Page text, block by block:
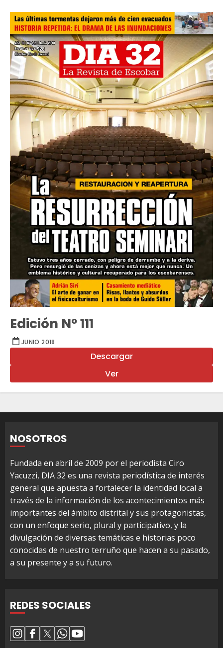
Edición Nº 111
JUNIO 2018
Descargar
Ver
NOSOTROS
Fundada en abril de 2009 por el periodista Ciro
Yacuzzi, DIA 32 es una revista periodística de interés
general que apuesta a fortalecer la identidad local a
través de la información de los acontecimientos más
importantes del ámbito distrital y sus protagonistas,
con un enfoque serio, plural y participativo, y la
divulgación de diversas temáticas e historias poco
conocidas de nuestro terruño que hacen a su pasado,
a su presente y a su futuro.
REDES SOCIALES